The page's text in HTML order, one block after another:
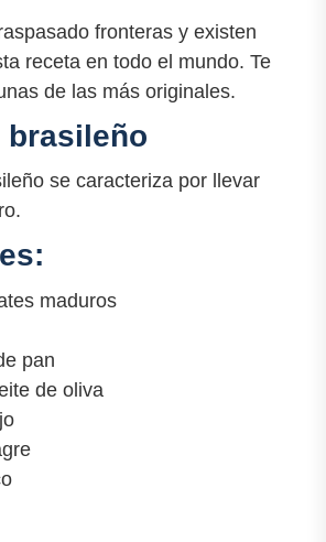
fronteras y existen
receta en todo el mundo. Te
de las más originales.
brasileño
se caracteriza por llevar
maduros
pan
de oliva